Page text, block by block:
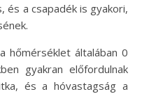
és a csapadék is gyakori,
hőmérséklet általában 0
gyakran előfordulnak
és a hóvastagság a